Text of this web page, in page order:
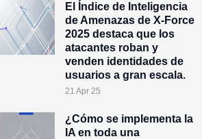
El Índice de Inteligencia
de Amenazas de X-Force
2025 destaca que los
atacantes roban y
venden identidades de
usuarios a gran escala.
21 Apr 25
¿Cómo se implementa la
IA en toda una